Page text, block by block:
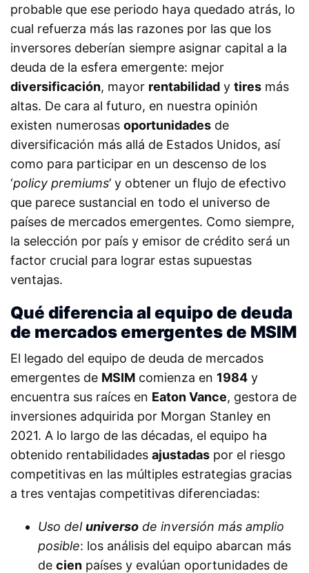
probable que ese periodo haya quedado atrás, lo
cual refuerza más las razones por las que los
inversores deberían siempre asignar capital a la
deuda de la esfera emergente: mejor
diversificación, mayor rentabilidad y tires más
altas. De cara al futuro, en nuestra opinión
existen numerosas oportunidades de
diversificación más allá de Estados Unidos, así
como para participar en un descenso de los
‘policy premiums’ y obtener un flujo de efectivo
que parece sustancial en todo el universo de
países de mercados emergentes. Como siempre,
la selección por país y emisor de crédito será un
factor crucial para lograr estas supuestas
ventajas.
Qué diferencia al equipo de deuda
de mercados emergentes de MSIM
El legado del equipo de deuda de mercados
emergentes de MSIM comienza en 1984 y
encuentra sus raíces en Eaton Vance, gestora de
inversiones adquirida por Morgan Stanley en
2021. A lo largo de las décadas, el equipo ha
obtenido rentabilidades ajustadas por el riesgo
competitivas en las múltiples estrategias gracias
a tres ventajas competitivas diferenciadas:
Uso deluniverso de inversión más amplio
posible: los análisis del equipo abarcan más
de cien países y evalúan oportunidades de